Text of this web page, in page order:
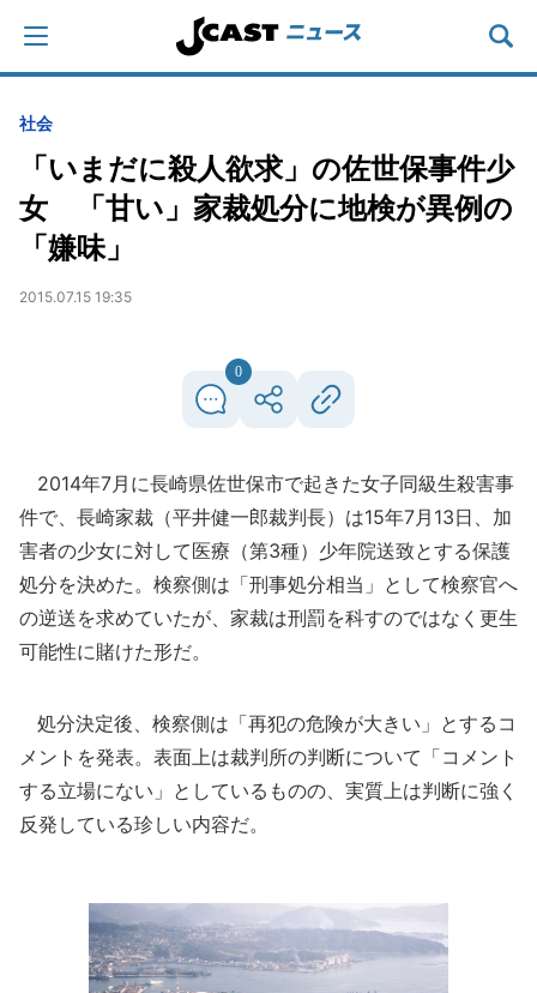
社会
「いまだに殺人欲求」の佐世保事件少
女 「甘い」家裁処分に地検が異例の
「嫌味」
2015.07.15 19:35
0
2014年7月に長崎県佐世保市で起きた女子同級生殺害事
件で、長崎家裁（平井健一郎裁判長）は15年7月13日、加
害者の少女に対して医療（第3種）少年院送致とする保護
処分を決めた。検察側は「刑事処分相当」として検察官へ
の逆送を求めていたが、家裁は刑罰を科すのではなく更生
可能性に賭けた形だ。
処分決定後、検察側は「再犯の危険が大きい」とするコ
メントを発表。表面上は裁判所の判断について「コメント
する立場にない」としているものの、実質上は判断に強く
反発している珍しい内容だ。